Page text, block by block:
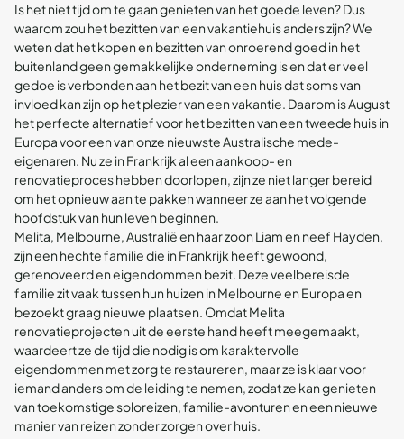
Is het niet tijd om te gaan genieten van het goede leven? Dus
waarom zou het bezitten van een vakantiehuis anders zijn? We
weten dat het kopen en bezitten van onroerend goed in het
buitenland geen gemakkelijke onderneming is en dat er veel
gedoe is verbonden aan het bezit van een huis dat soms van
invloed kan zijn op het plezier van een vakantie. Daarom is August
het perfecte alternatief voor het bezitten van een tweede huis in
Europa voor een van onze nieuwste Australische mede-
eigenaren. Nu ze in Frankrijk al een aankoop- en
renovatieproces hebben doorlopen, zijn ze niet langer bereid
om het opnieuw aan te pakken wanneer ze aan het volgende
hoofdstuk van hun leven beginnen.
Melita, Melbourne, Australië en haar zoon Liam en neef Hayden,
zijn een hechte familie die in Frankrijk heeft gewoond,
gerenoveerd en eigendommen bezit. Deze veelbereisde
familie zit vaak tussen hun huizen in Melbourne en Europa en
bezoekt graag nieuwe plaatsen. Omdat Melita
renovatieprojecten uit de eerste hand heeft meegemaakt,
waardeert ze de tijd die nodig is om karaktervolle
eigendommen met zorg te restaureren, maar ze is klaar voor
iemand anders om de leiding te nemen, zodat ze kan genieten
van toekomstige soloreizen, familie-avonturen en een nieuwe
manier van reizen zonder zorgen over huis.